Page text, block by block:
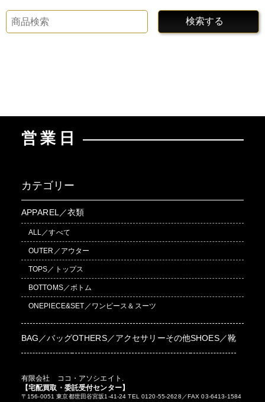
検索する
営業日
カテゴリー
APPAREL／衣類
ALL／すべて
OUTER／アウター
TOPS／トップス
BOTTOMS／ボトム
ONEPIECE&SET／ワンピース＆スーツ
BAG／バッグOTHERS／アクセサリーその他SHOES／靴
有限会社 ココ・アソシエイト.
【宅配買取・委託受付センター】
〒156-0051 東京都世田谷宮坂1-41-24 TEL 0120-55-2628／FAX 03-6413-1584